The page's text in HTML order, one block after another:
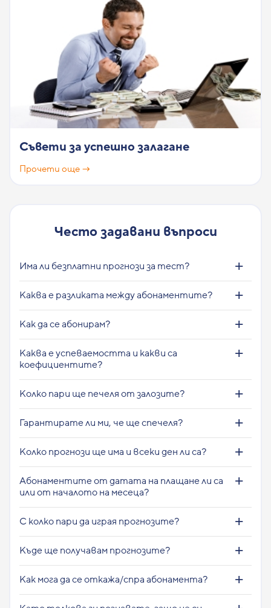
Съвети за успешно залагане
Прочети още →
Често задавани въпроси
Има ли безплатни прогнози за тест?
Каква е разликата между абонаментите?
Как да се абонирам?
Каква е успеваемостта и какви са
коефициентите?
Колко пари ще печеля от залозите?
Гарантирате ли ми, че ще спечеля?
Колко прогнози ще има и всеки ден ли са?
Абонаментите от датата на плащане ли са
или от началото на месеца?
С колко пари да играя прогнозите?
Къде ще получавам прогнозите?
Как мога да се откажа/спра абонамента?